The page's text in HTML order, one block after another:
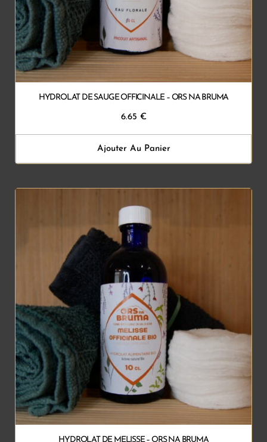
HYDROLAT DE SAUGE OFFICINALE – ORS NA BRUMA
6.65 €
Ajouter Au Panier
HYDROLAT DE MELISSE – ORS NA BRUMA